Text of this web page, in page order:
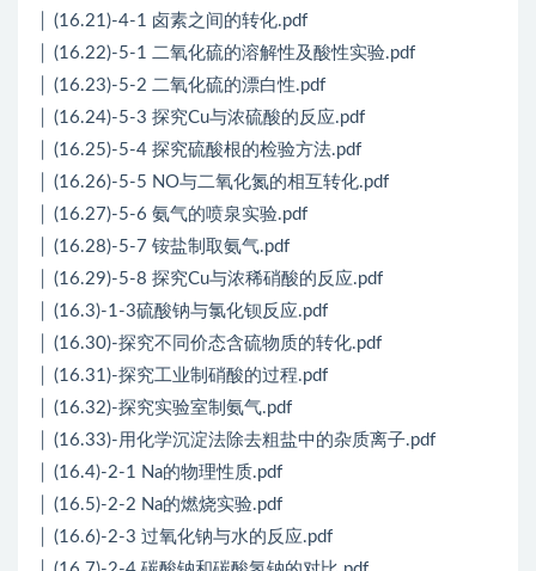
│ (16.21)-4-1 卤素之间的转化.pdf
│ (16.22)-5-1 二氧化硫的溶解性及酸性实验.pdf
│ (16.23)-5-2 二氧化硫的漂白性.pdf
│ (16.24)-5-3 探究Cu与浓硫酸的反应.pdf
│ (16.25)-5-4 探究硫酸根的检验方法.pdf
│ (16.26)-5-5 NO与二氧化氮的相互转化.pdf
│ (16.27)-5-6 氨气的喷泉实验.pdf
│ (16.28)-5-7 铵盐制取氨气.pdf
│ (16.29)-5-8 探究Cu与浓稀硝酸的反应.pdf
│ (16.3)-1-3硫酸钠与氯化钡反应.pdf
│ (16.30)-探究不同价态含硫物质的转化.pdf
│ (16.31)-探究工业制硝酸的过程.pdf
│ (16.32)-探究实验室制氨气.pdf
│ (16.33)-用化学沉淀法除去粗盐中的杂质离子.pdf
│ (16.4)-2-1 Na的物理性质.pdf
│ (16.5)-2-2 Na的燃烧实验.pdf
│ (16.6)-2-3 过氧化钠与水的反应.pdf